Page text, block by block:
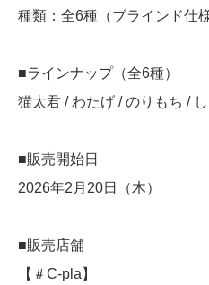
種類：全6種（ブラインド仕様
■ラインナップ（全6種）
猫太君 / わたげ / のりもち /
■販売開始日
2026年2月20日（木）
■販売店舗
【＃C-pla】